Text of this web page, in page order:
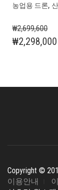
농업용 드론,
₩2,699,600
원
₩2,298,000
Copyright ©
이용안내